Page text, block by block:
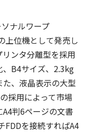
ナルワープ
上位機として発売し
ンタ分離型を採用
B4サイズ、2.3kg
、液晶表示の大型
採用によって市場
判6ページの文書
FDDを接続すればA4